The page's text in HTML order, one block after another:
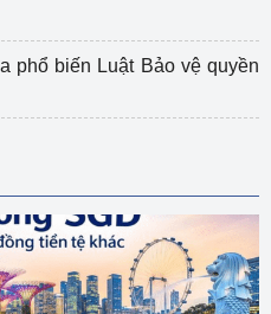
phổ biến Luật Bảo vệ quyền